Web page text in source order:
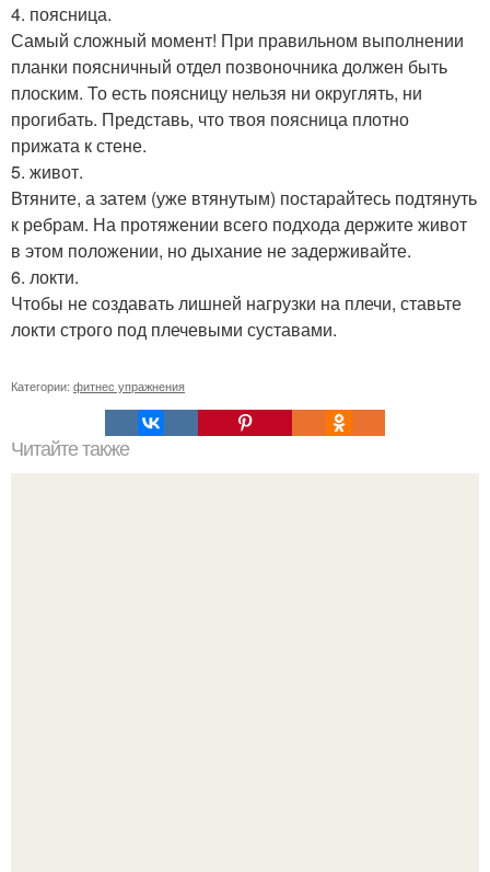
4. поясница.
Самый сложный момент! При правильном выполнении
планки поясничный отдел позвоночника должен быть
плоским. То есть поясницу нельзя ни округлять, ни
прогибать. Представь, что твоя поясница плотно
прижата к стене.
5. живот.
Втяните, а затем (уже втянутым) постарайтесь подтянуть
к ребрам. На протяжении всего подхода держите живот
в этом положении, но дыхание не задерживайте.
6. локти.
Чтобы не создавать лишней нагрузки на плечи, ставьте
локти строго под плечевыми суставами.
Категории: фитнес упражнения
Читайте также